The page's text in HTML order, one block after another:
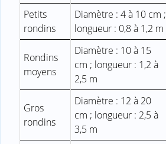
Petits
rondins
Diamètre : 4 à 10 cm ;
longueur : 0,8 à 1,2 m
Rondins
moyens
Diamètre : 10 à 15
cm ; longueur : 1,2 à
2,5 m
Gros
rondins
Diamètre : 12 à 20
cm ; longueur : 2,5 à
3,5 m